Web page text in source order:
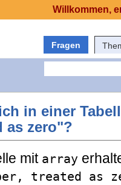
Fragen
in einer
as zero"?
mit array
treated as
Willkommen,